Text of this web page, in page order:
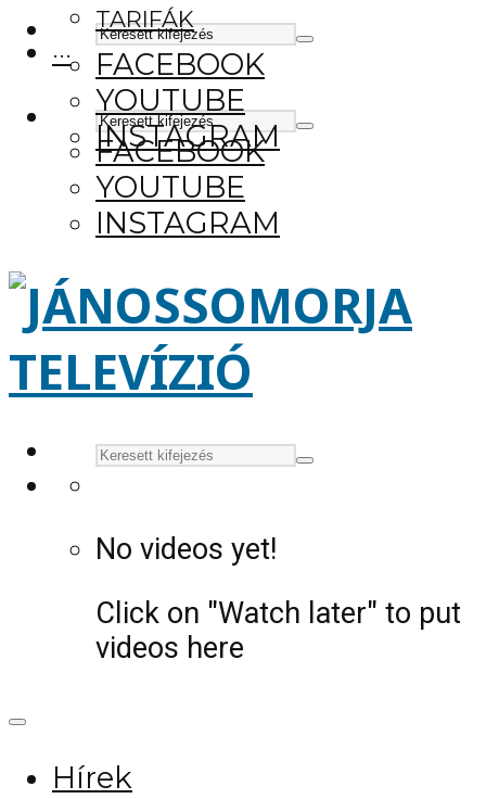
FACEBOOK
YOUTUBE
INSTAGRAM
TARIFÁK
···
FACEBOOK
YOUTUBE
INSTAGRAM
No videos yet!
Click on "Watch later" to put
videos here
Hírek